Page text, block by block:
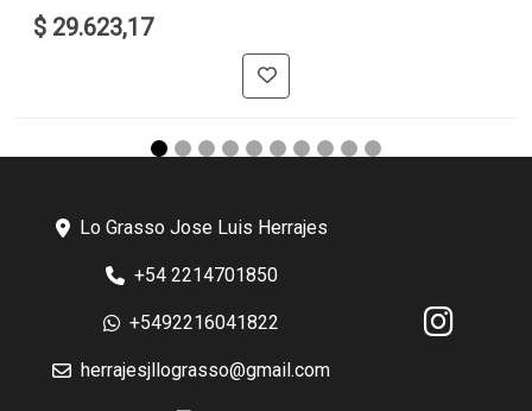
$ 29.623,17
Lo Grasso Jose Luis Herrajes
+54 2214701850
+5492216041822
herrajesjllograsso@gmail.com